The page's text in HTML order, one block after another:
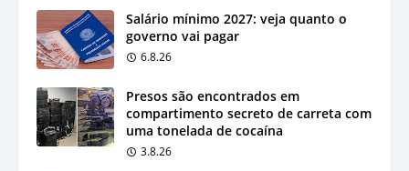
Salário mínimo 2027: veja quanto o
governo vai pagar
6.8.26
Presos são encontrados em
compartimento secreto de carreta com
uma tonelada de cocaína
3.8.26